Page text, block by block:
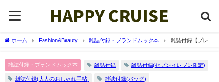
ホーム Fashion&Beauty 雑誌付録・ブランドムック本
雑誌付録【プレイ
雑誌付録・ブランドムック本 雑誌付録 雑誌付録(セブンイレブン限定)
雑誌付録(大人のおしゃれ手帖) 雑誌付録(バッグ)